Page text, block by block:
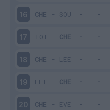
16 CHE - SOU
17 TOT - CHE
18 CHE - LEE
19 LEI - CHE
20 CHE - EVE